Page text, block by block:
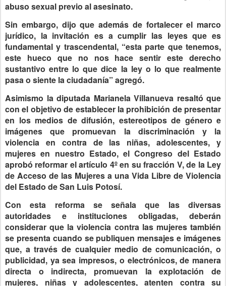
abuso sexual previo al asesinato.
Sin embargo, dijo que además de fortalecer el marco
jurídico, la invitación es a cumplir las leyes que es
fundamental y trascendental, “esta parte que tenemos,
este hueco que no nos hace sentir este derecho
sustantivo entre lo que dice la ley o lo que realmente
pasa o siente la ciudadanía” agregó.
Asimismo la diputada Marianela Villanueva resaltó que
con el objetivo de establecer la prohibición de presentar
en los medios de difusión, estereotipos de género e
imágenes que promuevan la discriminación y la
violencia en contra de las niñas, adolescentes, y
mujeres en nuestro Estado, el Congreso del Estado
aprobó reformar el artículo 4º en su fracción V, de la Ley
de Acceso de las Mujeres a una Vida Libre de Violencia
del Estado de San Luis Potosí.
Con esta reforma se señala que las diversas
autoridades e instituciones obligadas, deberán
considerar que la violencia contra las mujeres también
se presenta cuando se publiquen mensajes e imágenes
que, a través de cualquier medio de comunicación, o
publicidad, ya sea impresos, o electrónicos, de manera
directa o indirecta, promuevan la explotación de
mujeres, niñas y adolescentes, atenten contra su